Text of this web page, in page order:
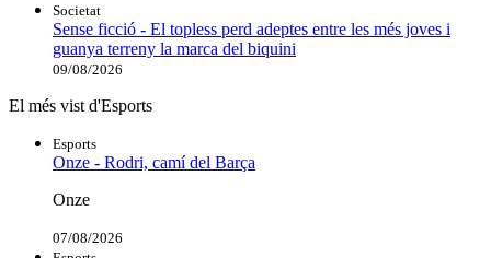
Societat
Sense ficció - El topless perd adeptes entre les més joves i
guanya terreny la marca del biquini
09/08/2026
El més vist d'Esports
Esports
Onze - Rodri, camí del Barça
Onze
07/08/2026